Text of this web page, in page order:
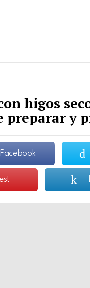
higos
preparar y
Facebook